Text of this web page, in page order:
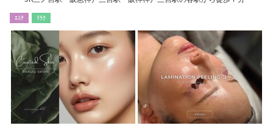
ｴｽﾃ ﾘﾗｸ